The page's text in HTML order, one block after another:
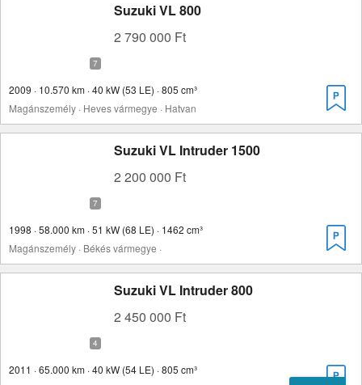
Suzuki VL 800
2 790 000 Ft
2009 · 10.570 km · 40 kW (53 LE) · 805 cm³
Magánszemély · Heves vármegye · Hatvan
Suzuki VL Intruder 1500
2 200 000 Ft
1998 · 58.000 km · 51 kW (68 LE) · 1462 cm³
Magánszemély · Békés vármegye ·
Suzuki VL Intruder 800
2 450 000 Ft
2011 · 65.000 km · 40 kW (54 LE) · 805 cm³